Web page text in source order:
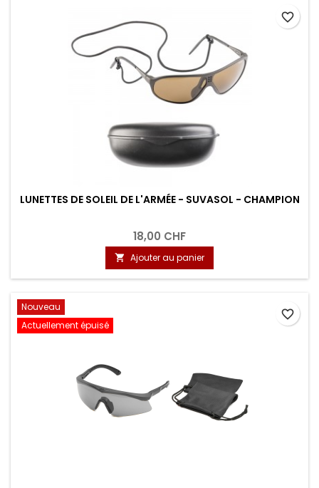
LUNETTES DE SOLEIL DE L'ARMÉE - SUVASOL - CHAMPION
18,00 CHF
 Ajouter au panier
favorite_border
Nouveau
Actuellement épuisé
favorite_border